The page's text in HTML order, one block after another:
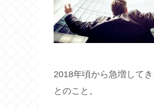
2018年頃から急増して
とのこと。